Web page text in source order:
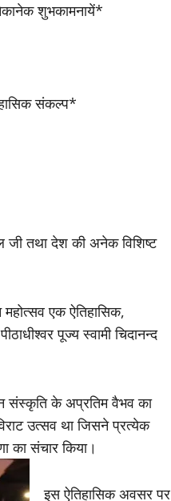
शुभकामनायें*
संकल्प*
जी तथा देश की अनेक विशिष्ट
एक ऐतिहासिक,
पूज्य स्वामी चिदानन्द
संस्कृति के अप्रतिम वैभव का
उत्सव था जिसने प्रत्येक
का संचार किया।
इस ऐतिहासिक अवसर पर